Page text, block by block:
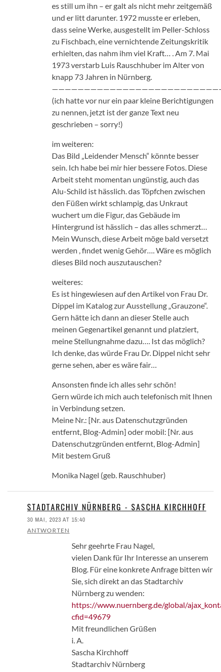
es still um ihn – er galt als nicht mehr zeitgemäß
und er litt darunter. 1972 musste er erleben,
dass seine Werke, ausgestellt im Peller-Schloss
zu Fischbach, eine vernichtende Zeitungskritik
erhielten, das nahm ihm viel Kraft… . Am 7. Mai
1973 verstarb Luis Rauschhuber im Alter von
knapp 73 Jahren in Nürnberg.
(ich hatte vor nur ein paar kleine Berichtigungen
zu nennen, jetzt ist der ganze Text neu
geschrieben – sorry!)
im weiteren:
Das Bild „Leidender Mensch“ könnte besser
sein. Ich habe bei mir hier bessere Fotos. Diese
Arbeit steht momentan ungünstig, auch das
Alu-Schild ist hässlich. das Töpfchen zwischen
den Füßen wirkt schlampig, das Unkraut
wuchert um die Figur, das Gebäude im
Hintergrund ist hässlich – das alles schmerzt…
Mein Wunsch, diese Arbeit möge bald versetzt
werden , findet wenig Gehör…. Wäre es möglich
dieses Bild noch auszutauschen?
weiteres:
Es ist hingewiesen auf den Artikel von Frau Dr.
Dippel im Katalog zur Ausstellung „Grauzone“.
Gern hätte ich dann an dieser Stelle auch
meinen Gegenartikel genannt und platziert,
meine Stellungnahme dazu…. Ist das möglich?
Ich denke, das würde Frau Dr. Dippel nicht sehr
gerne sehen, aber es wäre fair…
Ansonsten finde ich alles sehr schön!
Gern würde ich mich auch telefonisch mit Ihnen
in Verbindung setzen.
Meine Nr.: [Nr. aus Datenschutzgründen
entfernt, Blog-Admin] oder mobil: [Nr. aus
Datenschutzgründen entfernt, Blog-Admin]
Mit bestem Gruß
Monika Nagel (geb. Rauschhuber)
STADTARCHIV NÜRNBERG - SASCHA KIRCHHOFF
30 MAI, 2023 AT 15:40
ANTWORTEN
Sehr geehrte Frau Nagel,
vielen Dank für Ihr Interesse an unserem
Blog. Für eine konkrete Anfrage bitten wir
Sie, sich direkt an das Stadtarchiv
Nürnberg zu wenden:
https://www.nuernberg.de/global/
cfid=49679
Mit freundlichen Grüßen
i. A.
Sascha Kirchhoff
Stadtarchiv Nürnberg